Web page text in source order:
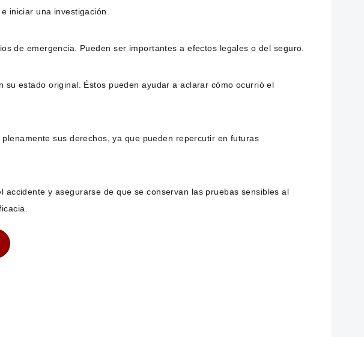
iniciar una investigación.
de emergencia. Pueden ser importantes a efectos legales o del seguro.
estado original. Éstos pueden ayudar a aclarar cómo ocurrió el
sus derechos, ya que pueden repercutir en futuras
y asegurarse de que se conservan las pruebas sensibles al